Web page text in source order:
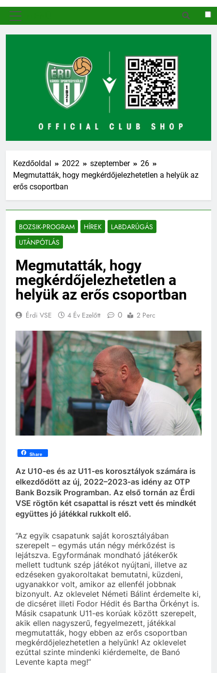
Kezdőoldal 2022 szeptember
26
Megmutatták, hogy megkérdőjelezhetetlen a helyük az
erős csoportban
BOZSIK-PROGRAM HÍREK
LABDARÚGÁS
UTÁNPÓTLÁS
Megmutatták, hogy
megkérdőjelezhetetlen a
helyük az erős csoportban
Érdi VSE 4 Év Ezelőtt 0 2 Perc
Share
Az U10-es és az U11-es korosztályok számára is
elkezdődött az új, 2022–2023-as idény az OTP
Bank Bozsik Programban. Az első tornán az Érdi
VSE rögtön két csapattal is részt vett és mindkét
együttes jó játékkal rukkolt elő.
“Az egyik csapatunk saját korosztályában
szerepelt – egymás után négy mérkőzést is
lejátszva. Egyformának mondható játékerők
mellett tudtunk szép játékot nyújtani, illetve az
edzéseken gyakoroltakat bemutatni, küzdeni,
ugyanakkor volt, amikor az ellenfél jobbnak
bizonyult. Az oklevelet Németi Bálint érdemelte ki,
de dicséret illeti Fodor Hédit és Bartha Örkényt is.
Másik csapatunk U11-es korúak között szerepelt,
akik ellen nagyszerű, fegyelmezett, játékkal
megmutatták, hogy ebben az erős csoportban
megkérdőjelezhetetlen a helyünk! Az oklevelet
ezúttal szinte mindenki kiérdemelte, de Banó
Levente kapta meg!”